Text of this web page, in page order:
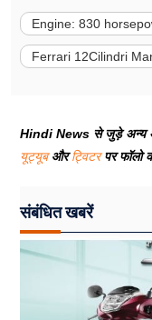
Engine: 830
Ferrari 12Cilindri
Hindi News से जुड़े अन्य
यूट्यूबऔरट्विटरपर फॉलो
संबंधित खबरें